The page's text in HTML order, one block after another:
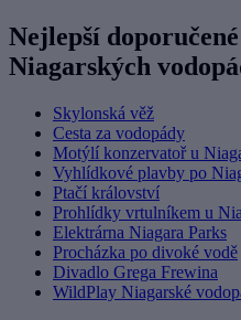
Nejlepší
Niagarských
Skylonská věž
Cesta za vodopády
Motýlí konzervatoř u
Vyhlídkové plavby po
Ptačí království
Prohlídky vrtulníkem u
Elektrárna Niagara Parks
Procházka po divoké vodě
Divadlo Grega Frewina
WildPlay Niagarské